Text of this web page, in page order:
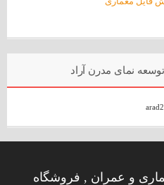
توسعه نمای مدرن آراد
و عمران , فروشگاه